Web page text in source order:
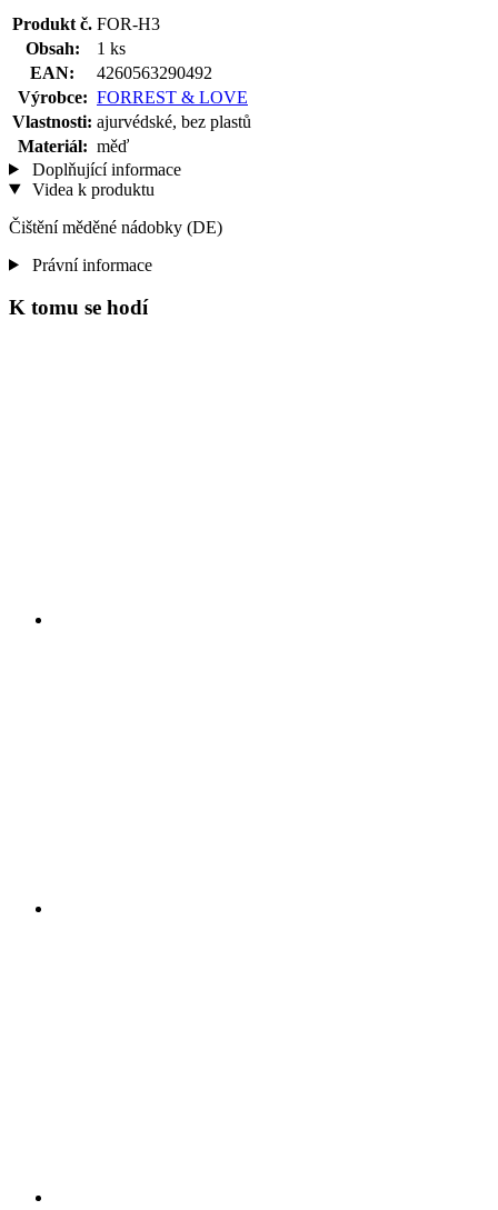
Produkt č. FOR-H3
Obsah:
1 ks
EAN:
4260563290492
Výrobce: FORREST & LOVE
Vlastnosti: ajurvédské, bez plastů
Materiál: měď
Doplňující informace
Videa k produktu
Čištění měděné nádobky (DE)
Právní informace
K tomu se hodí